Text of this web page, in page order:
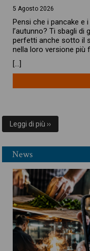
5 Agosto 2026
Pensi che i pancake e
l’autunno? Ti sbagli
perfetti anche sotto il
nella loro versione più
[…]
Leggi di più ››
News